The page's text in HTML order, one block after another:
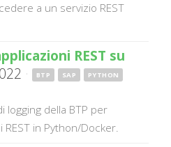
a un servizio REST
REST su
· BTP SAP
PYTHON
logging della BTP per
in Python/Docker.